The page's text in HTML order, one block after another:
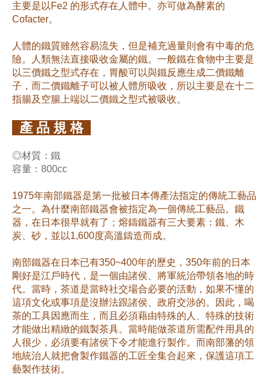
主要是以Fe2 的形式存在人體中。亦可做為酵素的
Cofacter。
人體的鐵質雖然容易流失，但是補充過量則會有中毒的危
險。人類無法直接吸收金屬的鐵。一般鐵在食物中主要是
以三價鐵之型式存在，胃酸可以與鐵反應生成二價鐵離
子，而二價鐵離子可以被人體所吸收，所以主要是在十二
指腸及空腸上端以二價鐵之型式被吸收。
產 品 規 格
◎材質：鐵
容量：800cc
1975年南部鐵器是第一批被日本傳產法指定的傳統工藝品
之一。為什麼南部鐵器會被指定為一個傳統工藝品。鐵
器，在日本很早就有了；熔鑄鐵器有三大要素：鐵、木
炭、砂，並以1,600度高溫鑄造而成。
南部鐵器在日本已有350~400年的歷史，350年前的日本
剛好是江戶時代，是一個由諸侯、將軍統治帶領各地的時
代。當時，茶道是當時社交場合必要的活動，如果不懂的
這項文化或事項是沒辦法跟諸侯、政府交涉的。因此，喝
茶的工具因應而生，而且必須藉由特殊的人、特殊的技術
才能做出精緻的鐵製茶具。當時能做茶道所需配件用具的
人很少，必須要有諸侯下令才能進行製作。而南部藩的領
地統治人就把會製作鐵器的工匠全集合起來，保護這項工
藝製作技術。